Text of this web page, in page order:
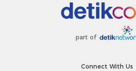
part of
Connect With Us